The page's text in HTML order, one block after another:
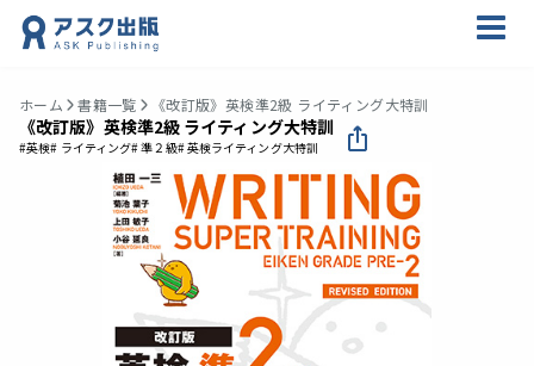
ホーム 書籍一覧 《改訂版》英検準2級 ライティング大特訓
《改訂版》英検準2級 ライティング大特訓
#英検# ライティング# 準２級# 英検ライティング大特訓